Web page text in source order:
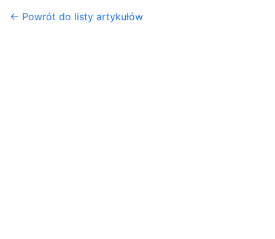
← Powrót do listy artykułów